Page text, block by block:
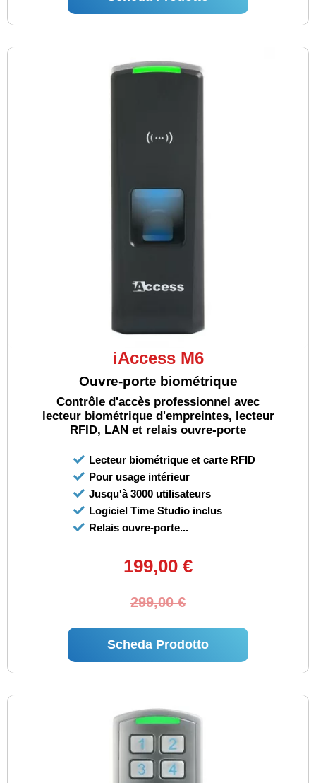
iAccess M6
Ouvre-porte biométrique
Contrôle d'accès professionnel avec
lecteur biométrique d'empreintes, lecteur
RFID, LAN et relais ouvre-porte
Lecteur biométrique et carte RFID
Pour usage intérieur
Jusqu'à 3000 utilisateurs
Logiciel Time Studio inclus
Relais ouvre-porte...
199,00 €
299,00 €
Scheda Prodotto